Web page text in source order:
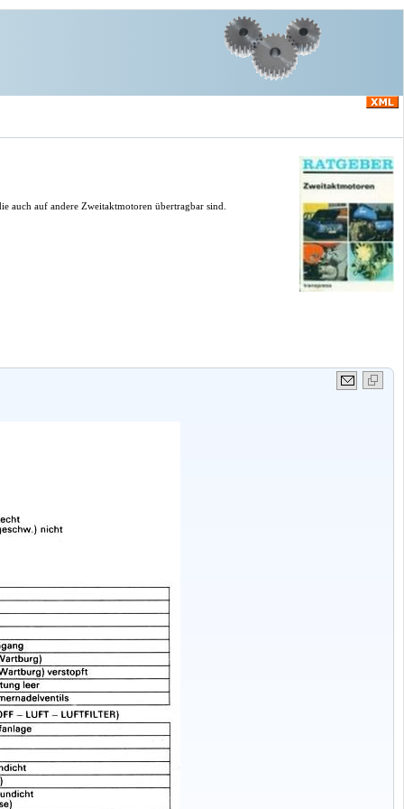
auch auf andere Zweitaktmotoren übertragbar sind.